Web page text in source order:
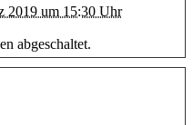
2019 um 15:30 Uhr
abgeschaltet.